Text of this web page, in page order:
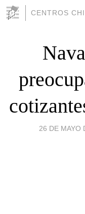
CENTROS
26 DE MAYO